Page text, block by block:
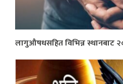
लागुऔषधसहित विभिन्न स्थानबाट